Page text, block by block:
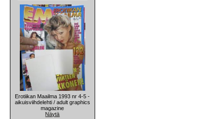
Erotiikan Maailma 1993 nr 4-5 -
aikuisviihdelehti / adult graphics
magazine
Näytä